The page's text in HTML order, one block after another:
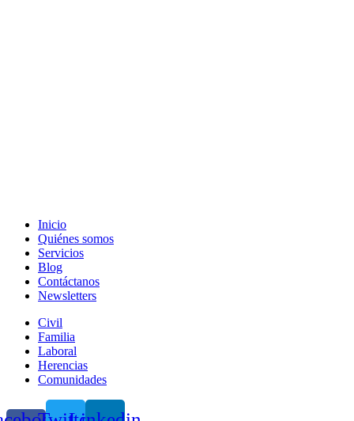
Inicio
Quiénes somos
Servicios
Blog
Contáctanos
Newsletters
Civil
Familia
Laboral
Herencias
Comunidades